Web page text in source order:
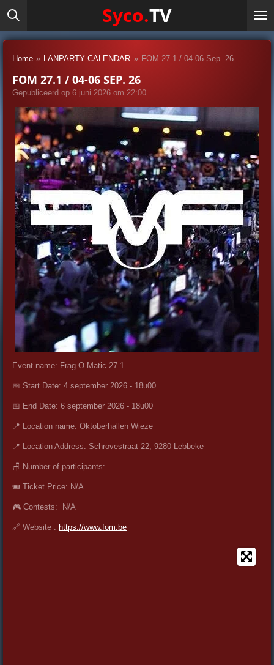
Ga
direct
naar
hoofdinhoud
Syco.TV
Home » LANPARTY CALENDAR » FOM 27.1 / 04-06 Sep. 26
FOM 27.1 / 04-06 SEP. 26
Gepubliceerd op 6 juni 2026 om 22:00
Event name: Frag-O-Matic 27.1
📅 Start Date: 4 september 2026 - 18u00
📅 End Date: 6 september 2026 - 18u00
📍 Location name: Oktoberhallen Wieze
📍 Location Address: Schrovestraat 22, 9280 Lebbeke
🪑 Number of participants:
🎟️ Ticket Price: N/A
🎮 Contests: N/A
🔗 Website : https://www.fom.be